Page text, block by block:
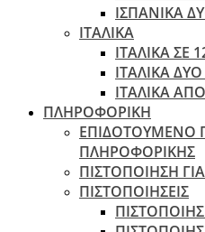
ΙΣΠΑΝΙΚΑ
ΙΤΑΛΙΚΑ
ΙΤΑΛΙΚΑ ΣΕ
ΙΤΑΛΙΚΑ
ΙΤΑΛΙΚΑ
ΠΛΗΡΟΦΟΡΙΚΗ
ΠΛΗΡΟΦΟΡΙΚΗΣ
ΠIΣΤΟΠΟΙΗΣΗ ΓΙΑ
ΠΙΣΤΟΠΟΙΗΣΕΙΣ